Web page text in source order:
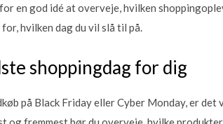
en god idé at overveje, hvilken
hvilken dag du vil slå til på.
shoppingdag for dig
på Black Friday eller Cyber Monday, er